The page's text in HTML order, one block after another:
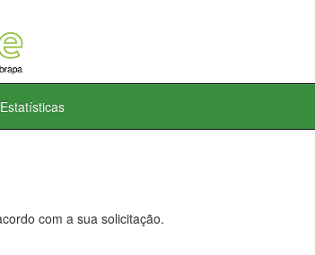
Estatísticas
com a sua solicitação.